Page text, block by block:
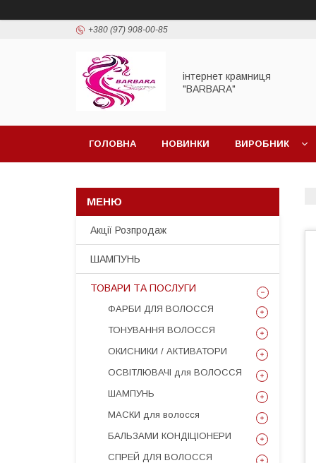
+380 (97) 908-00-85
інтернет крамниця
"BARBARA"
ГОЛОВНА НОВИНКИ ВИРОБНИК
Акції Розпродаж
ШАМПУНЬ
ТОВАРИ ТА ПОСЛУГИ
ФАРБИ ДЛЯ ВОЛОССЯ
ТОНУВАННЯ ВОЛОССЯ
ОКИСНИКИ / АКТИВАТОРИ
ОСВІТЛЮВАЧІ для ВОЛОССЯ
ШАМПУНЬ
МАСКИ для волосся
БАЛЬЗАМИ КОНДІЦІОНЕРИ
СПРЕЙ ДЛЯ ВОЛОССЯ